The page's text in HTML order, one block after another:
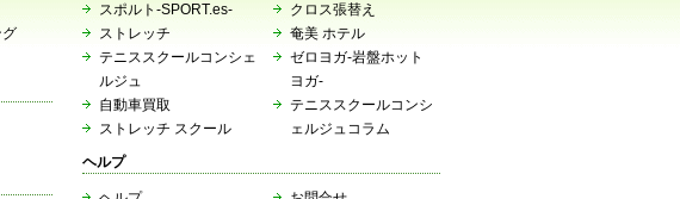
グ
スポルト-SPORT.es-
ストレッチ
テニススクールコンシェ
ルジュ
自動車買取
ストレッチ スクール
クロス張替え
奄美 ホテル
ゼロヨガ-岩盤ホット
ヨガ-
テニススクールコンシ
ェルジュコラム
ヘルプ